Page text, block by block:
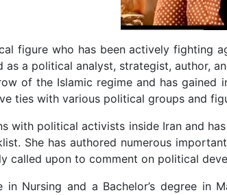
figure who has been actively fighting
a political analyst, strategist, author,
of the Islamic regime and has
ties with various political groups and
with political activists inside Iran and
She has authored numerous
called upon to comment on political
Nursing and a Bachelor’s degree in